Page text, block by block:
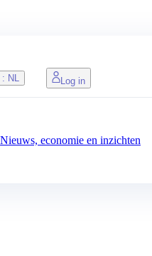
Nieuws, economie en inzichten
: NL Log in